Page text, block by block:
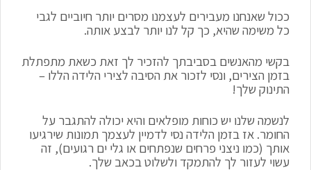
ככול שאנחנו מעבירים לעצמנו מסרים יותר חיוביים לגבי
כל משימה שהיא, כך קל לנו יותר לבצע אותה.
בקשי מהאנשים בסביבתך להזכיר לך זאת כשאת מתפתלת
בזמן הצירים, ונסי לזכור את הסיבה לצירי הלידה הללו –
התינוק שלך!
לנשמה שלנו יש כוחות מופלאים והיא יכולה להתגבר על
החומר. אז בזמן הלידה נסי לדמיין לעצמך תמונות שירגיעו
אותך (כמו ניצני פרחים שנפתחים או גלי ים רגועים), זה
עשוי לעזור לך להתמקד ולשלוט בכאב שלך.